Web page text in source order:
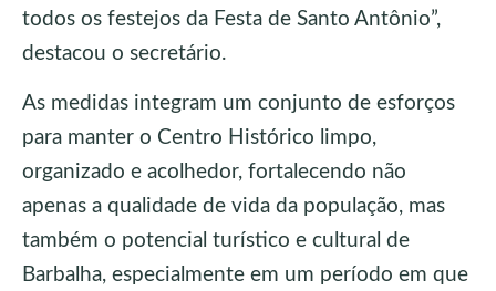
todos os festejos da Festa de Santo Antônio”,
destacou o secretário.
As medidas integram um conjunto de esforços
para manter o Centro Histórico limpo,
organizado e acolhedor, fortalecendo não
apenas a qualidade de vida da população, mas
também o potencial turístico e cultural de
Barbalha, especialmente em um período em que